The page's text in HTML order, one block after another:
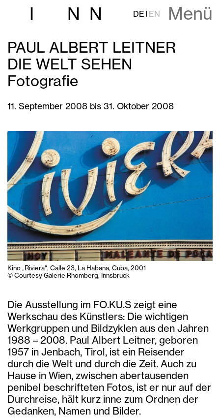
I N N DE EN Menü
PAUL ALBERT LEITNER
DIE WELT SEHEN
Fotografie
11. September 2008 bis 31. Oktober 2008
Kino „Riviera“, Calle 23, La Habana, Cuba, 2001
© Courtesy Galerie Rhomberg, Innsbruck
Die Ausstellung im FO.KU.S zeigt eine
Werkschau des Künstlers: Die wichtigen
Werkgruppen und Bildzyklen aus den Jahren
1988 – 2008. Paul Albert Leitner, geboren
1957 in Jenbach, Tirol, ist ein Reisender
durch die Welt und durch die Zeit. Auch zu
Hause in Wien, zwischen abertausenden
penibel beschrifteten Fotos, ist er nur auf der
Durchreise, hält kurz inne zum Ordnen der
Gedanken, Namen und Bilder.